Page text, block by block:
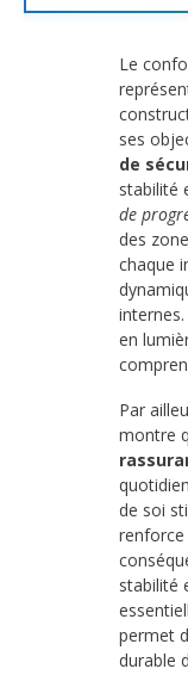
Le
ses
de
stabilité
de
des
chaque
en
Par
montre
de soi
renforce
stabilité
permet
durable